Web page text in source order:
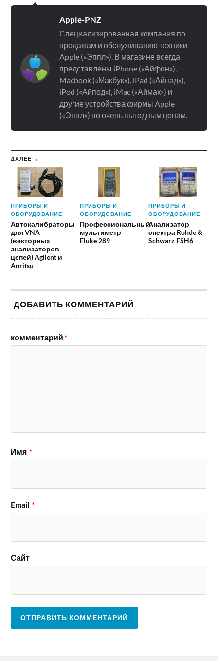
Apple-PNZ
Специализированная компания по
продажам и обслуживанию техники
Apple («Эппл»). В магазине всегда
представлены iPhone («Айфон»),
Macbook («Макбук»), iPad («Айпад»),
iPod («Айпод»), iMac («Аймак») и
другие устройства фирмы Apple
(«Эппл») по очень выгодным ценам.
ДАЛЕЕ →
ПРИБОРЫ И
ОБОРУДОВАНИЕ
Автокалибраторы
для VNA
(векторных
анализаторов
цепей) Agilent и
Anritsu
ПРИБОРЫ И
ОБОРУДОВАНИЕ
Профессиональный
мультиметр
Fluke 289
ПРИБОРЫ И
ОБОРУДОВАНИЕ
Анализатор
спектра Rohde &
Schwarz FSH6
ДОБАВИТЬ КОММЕНТАРИЙ
комментарий*
Имя *
Email *
Сайт